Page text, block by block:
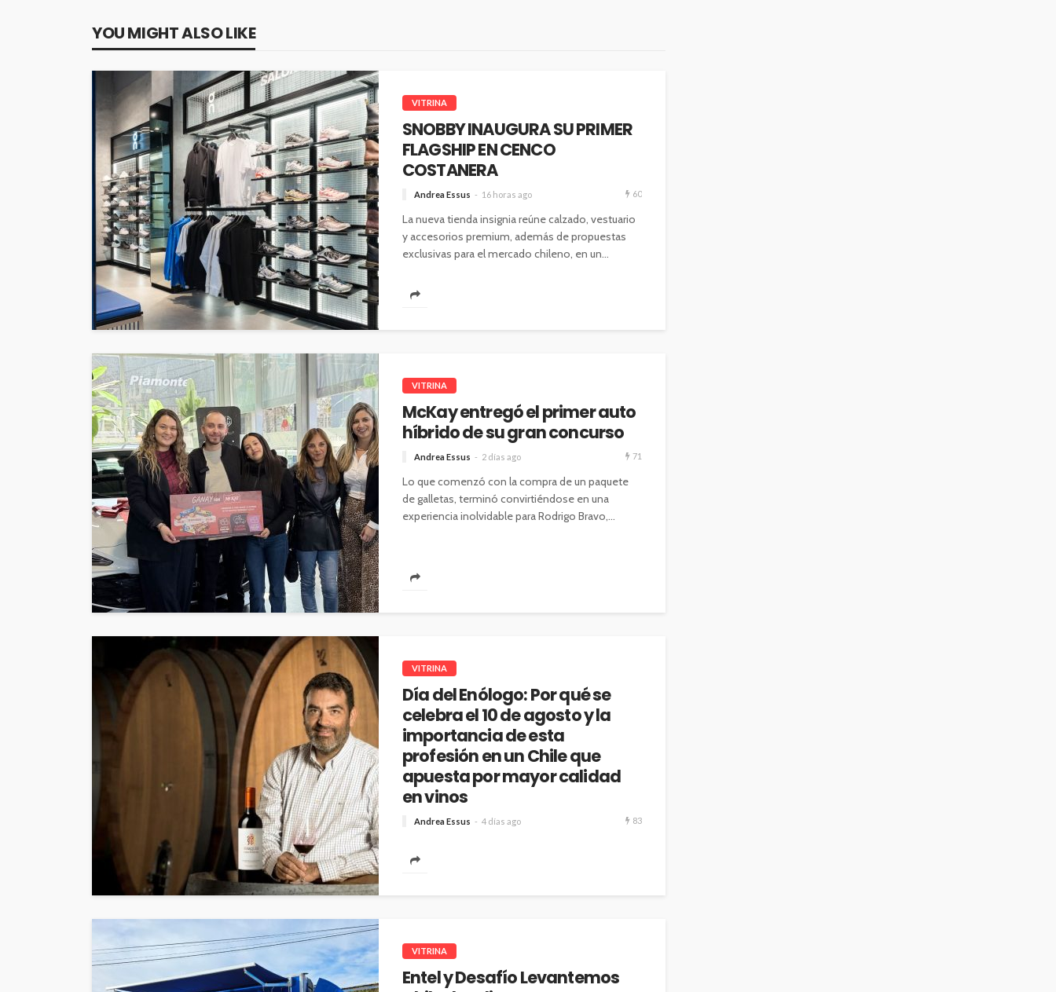
YOU MIGHT ALSO LIKE
VITRINA
SNOBBY INAUGURA SU PRIMER
FLAGSHIP EN CENCO
COSTANERA
Andrea Essus 16 horas ago 60
La nueva tienda insignia reúne calzado, vestuario
y accesorios premium, además de propuestas
exclusivas para el mercado chileno, en un...
VITRINA
McKay entregó el primer auto
híbrido de su gran concurso
Andrea Essus 2 días ago 71
Lo que comenzó con la compra de un paquete
de galletas, terminó convirtiéndose en una
experiencia inolvidable para Rodrigo Bravo,...
VITRINA
Día del Enólogo: Por qué se
celebra el 10 de agosto y la
importancia de esta
profesión en un Chile que
apuesta por mayor calidad
en vinos
Andrea Essus 4 días ago 83
enólogos, en un país donde los consumidores
VITRINA
Entel y Desafío Levantemos